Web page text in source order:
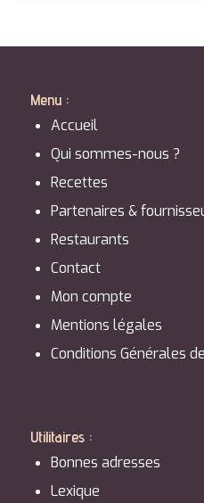
Menu :
Accueil
Qui sommes-nous ?
Recettes
Partenaires &
Restaurants
Contact
Mon compte
Mentions légales
Conditions Générales
Utilitaires :
Bonnes adresses
Lexique